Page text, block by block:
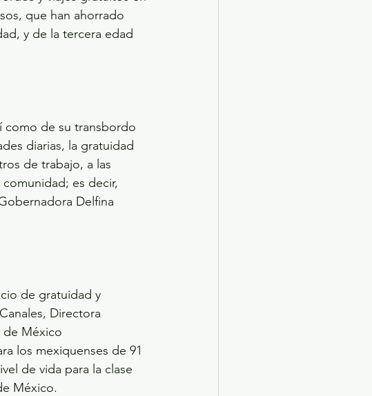
que han ahorrado
y de la tercera edad
como de su transbordo
diarias, la gratuidad
de trabajo, a las
es decir,
Delfina
de gratuidad y
Directora
de México
los mexiquenses de 91
de vida para la clase
México.